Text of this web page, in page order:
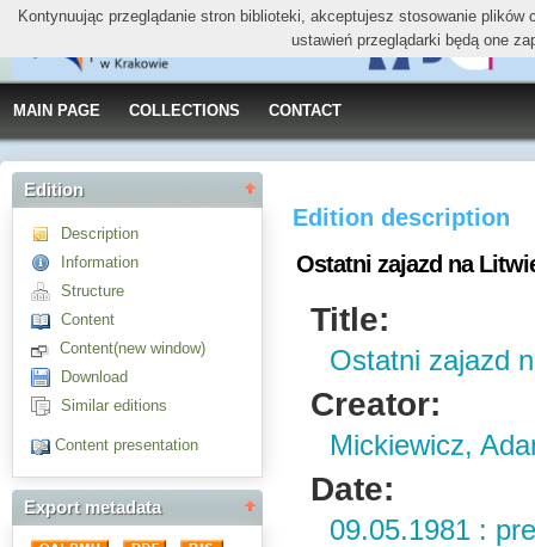
MAIN PAGE COLLECTIONS CONTACT
Edition
Description
Information
Structure
Content
Content(new window)
Download
Similar editions
Content presentation
Export metadata
Edition description
Ostatni zajazd na
Title:
Ostatni zajazd
Creator:
Mickiewicz,
Date:
09.05.1981 :
Kontynuując przeglądanie stron biblioteki, akceptujesz stosowanie
ustawień przeglądarki będą one